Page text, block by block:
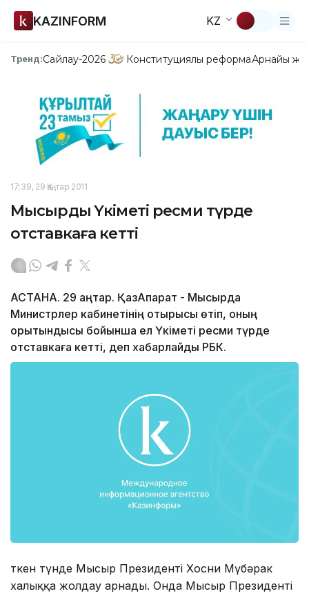
KAZINFORM KZ
Тренд:Сайлау-2026 Конституциялық реформаАрнайы
17:39, 29 Қаңтар 2011
Мысырдың Үкіметі ресми түрде
отставкаға кетті
АСТАНА. 29 қаңтар. ҚазАқпарат - Мысырда
Министрлер кабинетінің отырысы өтіп, оның
қорытындысы бойынша ел Үкіметі ресми түрде
отставкаға кетті, деп хабарлайды РБК.
Өткен түнде Мысыр Президенті Хосни Мүбәрак
халыққа жолдау арнады. Онда Мысыр Президенті